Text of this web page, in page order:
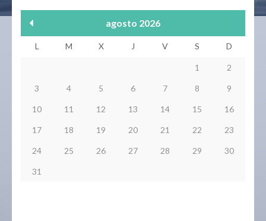
agosto 2026
L M X J V S D
1 2
3 4 5 6 7 8 9
10 11 12 13 14 15 16
17 18 19 20 21 22 23
24 25 26 27 28 29 30
31